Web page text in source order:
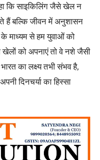
कि साइकिलिंग जैसे खेल न
हैं बल्कि जीवन में अनुशासन
माध्यम से हम युवाओं को
खेलों को अपनाएं तो वे नशे जैसी
का लक्ष्य तभी संभव है,
दिनचर्या का हिस्सा